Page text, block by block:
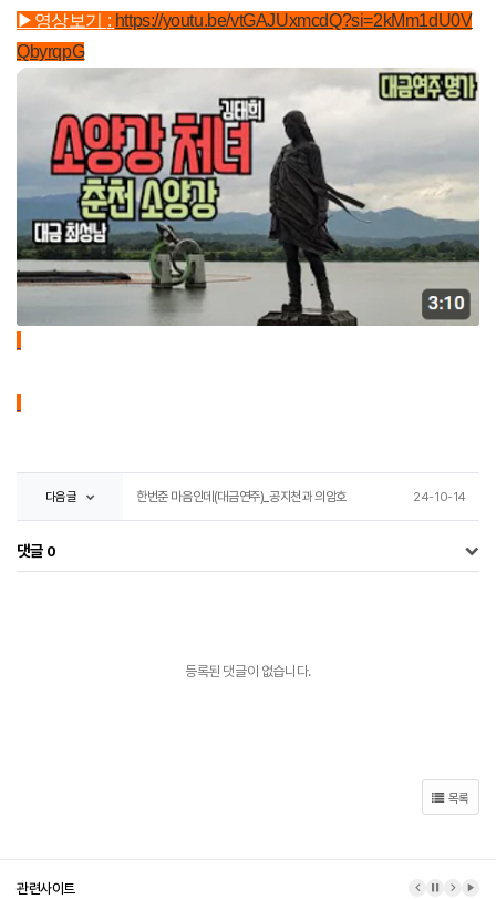
▶영상보기 : https://youtu.be/vtGAJUxmcdQ?si=2kMm1dU0V
QbyrqpG
다음글 한번준 마음인데(대금연주)_공지천과 의암호 24-10-14
댓글 0
등록된 댓글이 없습니다.
목록
관련사이트 이전 배너
배너 정지
다음 배
배